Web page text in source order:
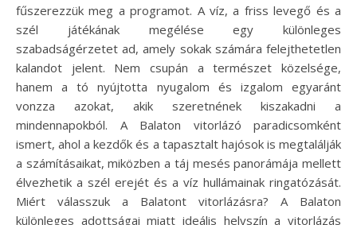
fűszerezzük meg a programot. A víz, a friss levegő és a
szél játékának megélése egy különleges
szabadságérzetet ad, amely sokak számára felejthetetlen
kalandot jelent. Nem csupán a természet közelsége,
hanem a tó nyújtotta nyugalom és izgalom egyaránt
vonzza azokat, akik szeretnének kiszakadni a
mindennapokból. A Balaton vitorlázó paradicsomként
ismert, ahol a kezdők és a tapasztalt hajósok is megtalálják
a számításaikat, miközben a táj mesés panorámája mellett
élvezhetik a szél erejét és a víz hullámainak ringatózását.
Miért válasszuk a Balatont vitorlázásra? A Balaton
különleges adottságai miatt ideális helyszín a vitorlázás